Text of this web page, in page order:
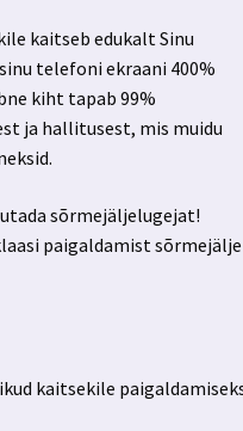
kaitseb edukalt Sinu
telefoni ekraani 400%
kiht tapab 99%
ja hallitusest, mis muidu
sõrmejäljelugejat!
paigaldamist sõrmejälje
kaitsekile